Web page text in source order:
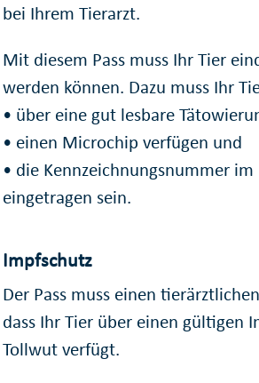
bei Ihrem Tierarzt.
Mit diesem Pass muss Ihr Tier
werden können. Dazu muss Ihr
• über eine gut lesbare
• einen Microchip verfügen und
• die Kennzeichnungsnummer im
eingetragen sein.
Impfschutz
Der Pass muss einen
dass Ihr Tier über einen gültigen
Tollwut verfügt.